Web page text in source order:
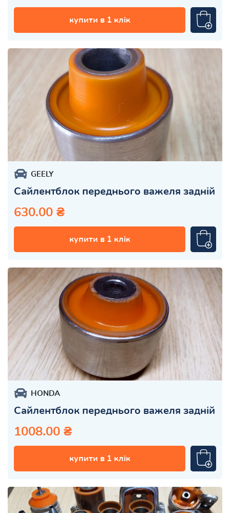
купити в 1 клік
GEELY
Сайлентблок переднього важеля задній
630.00 ₴
купити в 1 клік
HONDA
Сайлентблок переднього важеля задній
1008.00 ₴
купити в 1 клік